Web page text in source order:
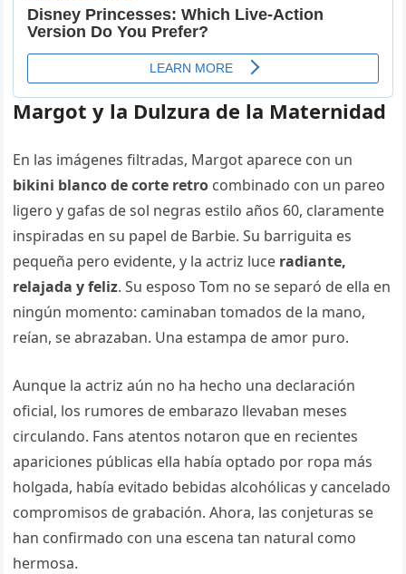
Margot y la Dulzura de la Maternidad
En las imágenes filtradas, Margot aparece con un
bikini blanco de corte retro combinado con un pareo
ligero y gafas de sol negras estilo años 60, claramente
inspiradas en su papel de Barbie. Su barriguita es
pequeña pero evidente, y la actriz luce radiante,
relajada y feliz. Su esposo Tom no se separó de ella en
ningún momento: caminaban tomados de la mano,
reían, se abrazaban. Una estampa de amor puro.
Aunque la actriz aún no ha hecho una declaración
oficial, los rumores de embarazo llevaban meses
circulando. Fans atentos notaron que en recientes
apariciones públicas ella había optado por ropa más
holgada, había evitado bebidas alcohólicas y cancelado
compromisos de grabación. Ahora, las conjeturas se
han confirmado con una escena tan natural como
hermosa.